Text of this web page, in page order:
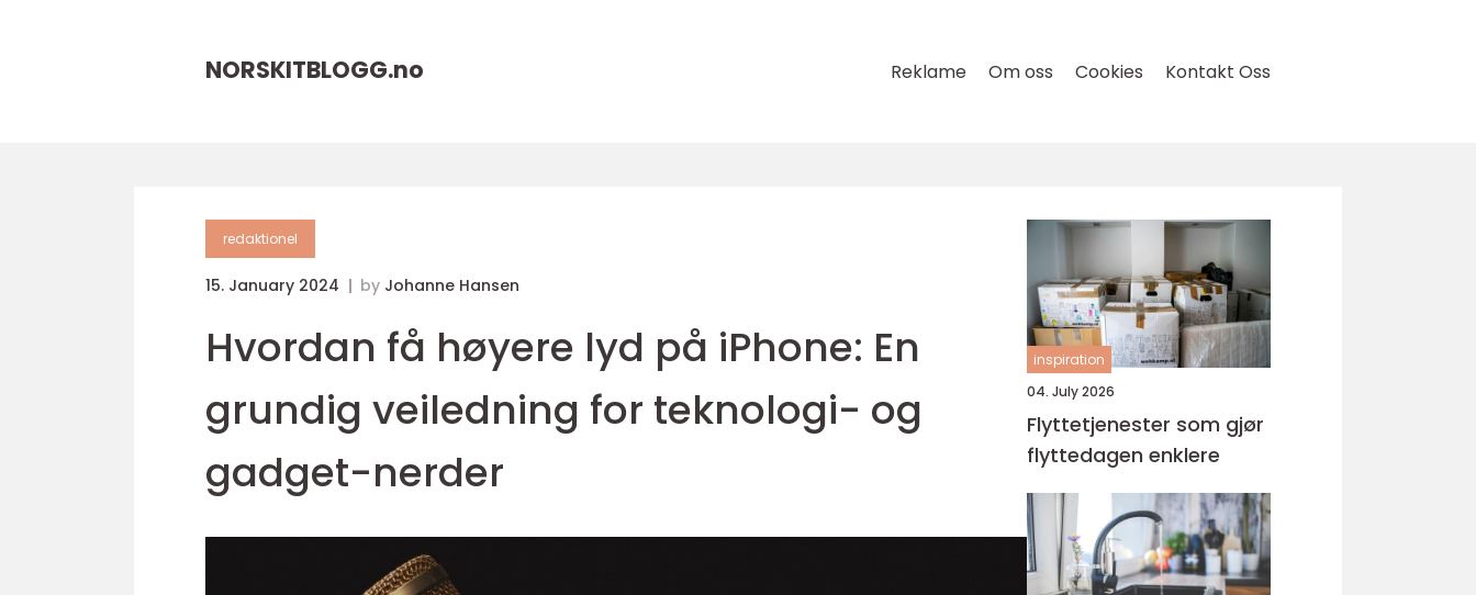
NORSKITBLOGG.no Reklame Om oss Cookies Kontakt Oss
redaktionel
15. January 2024 by Johanne Hansen
Hvordan få høyere lyd på iPhone: En
grundig veiledning for teknologi- og
gadget-nerder
inspiration
04. July 2026
Flyttetjenester som gjør
flyttedagen enklere